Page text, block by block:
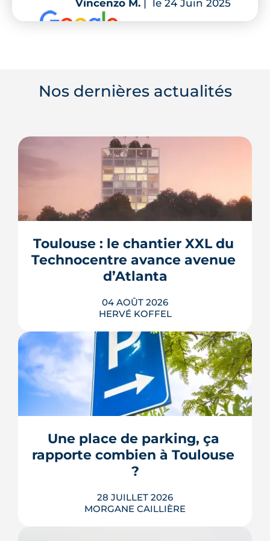
Vincenzo M. le 24 Juin 2025
Nos dernières actualités
Toulouse : le chantier XXL du
Technocentre avance avenue
d’Atlanta
04 AOÛT 2026
HERVÉ KOFFEL
Avenue d'Atlanta, à la Roseraie, un
chantier de six hectares réorganise les
coulisses techniques de Toulouse
Métropole. Derrière les buttes de terre
déménagement de services, plusieurs
chiffrages officiels et un bras de fer
environnemental.
LIRE L'ARTICLE
Une place de parking, ça
rapporte combien à Toulouse
?
28 JUILLET 2026
MORGANE CAILLIÈRE